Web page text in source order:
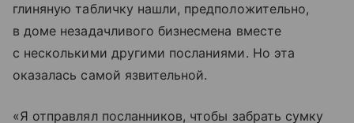
глиняную табличку нашли, предположительно,
в доме незадачливого бизнесмена вместе
с несколькими другими посланиями. Но эта
оказалась самой язвительной.
«Я отправлял посланников, чтобы забрать сумку